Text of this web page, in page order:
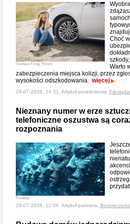
Gustavo Fring, Pexels
Choć
Warto
zabezpieczenia miejsca kolizji, przez
wysokości odszkodowania. więcej
28-07-2026, 14:51, Artykuł poradnikowy,
Nieznany numer w erze
telefoniczne oszustwa są
rozpoznania
Pixabay
28-07-2026, 12:06, Artykuł partnera,